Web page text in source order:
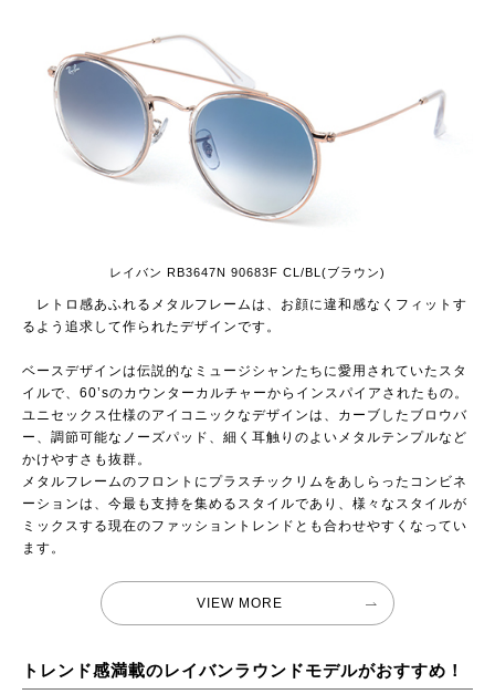
レイバン RB3647N 90683F CL/BL(ブラウン)
レトロ感あふれるメタルフレームは、お顔に違和感なくフィットす
るよう追求して作られたデザインです。
ベースデザインは伝説的なミュージシャンたちに愛用されていたスタ
イルで、60’sのカウンターカルチャーからインスパイアされたもの。
ユニセックス仕様のアイコニックなデザインは、カーブしたブロウバ
ー、調節可能なノーズパッド、細く耳触りのよいメタルテンプルなど
かけやすさも抜群。
メタルフレームのフロントにプラスチックリムをあしらったコンビネ
ーションは、今最も支持を集めるスタイルであり、様々なスタイルが
ミックスする現在のファッショントレンドとも合わせやすくなってい
ます。
VIEW MORE
トレンド感満載のレイバンラウンドモデルがおすすめ！